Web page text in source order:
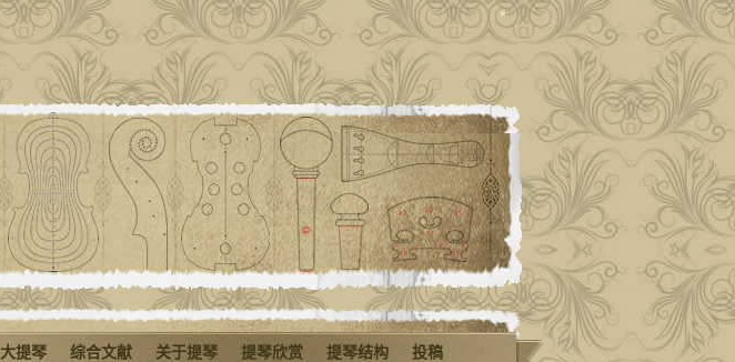
大提琴 综合文献 关于提琴 提琴欣赏 提琴结构 投稿